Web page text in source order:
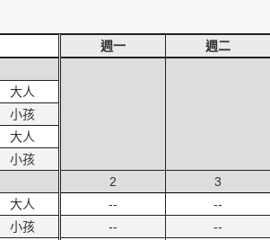
大人
小孩
大人
小孩
大人
小孩
週一 週二
2
--
--
3
--
--